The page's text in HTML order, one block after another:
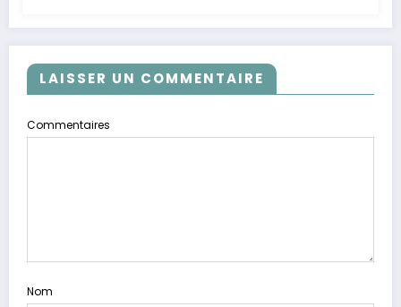
LAISSER UN COMMENTAIRE
Commentaires
Nom